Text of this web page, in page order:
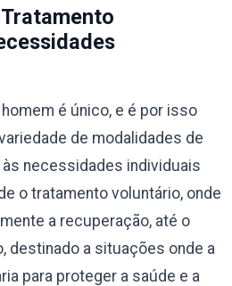
é único, e é por isso
de modalidades de
necessidades individuais
o tratamento voluntário, onde
a recuperação, até o
destinado a situações onde a
para proteger a saúde e a